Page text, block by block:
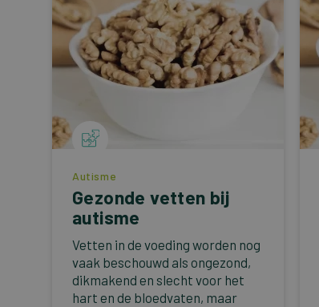
Autisme
Gezonde vetten bij
autisme
Vetten in de voeding worden nog
vaak beschouwd als ongezond,
dikmakend en slecht voor het
hart en de bloedvaten, maar